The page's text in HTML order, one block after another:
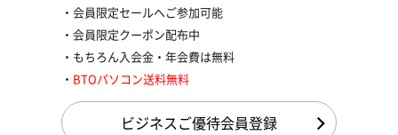
会員限定セールへご参加可能
会員限定クーポン配布中
もちろん入会金・年会費は無料
BTOパソコン送料無料
ビジネスご優待会員登録